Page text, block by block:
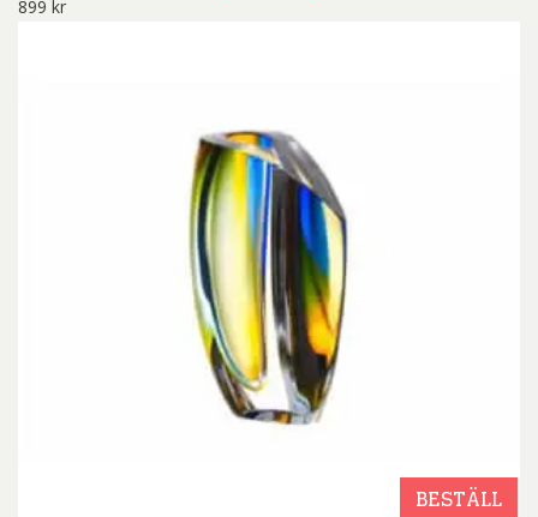
899 kr
BESTÄLL